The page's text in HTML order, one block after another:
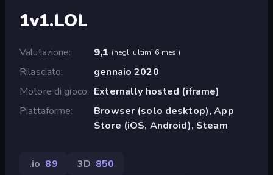
1v1.LOL
Valutazione 9,1 (negli ultimi 6 mesi)
Rilasciato
gennaio 2020
Motore di gioco Externally hosted (iframe)
Piattaforme
Browser (solo desktop), App
Store (iOS, Android), Steam
.io 89 3D 850